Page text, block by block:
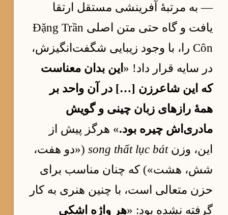
— به مرتبهٔ آفرینشی مستقل ارتقا
یافت و گاه حتی متن اصلی Đặng Trần
Côn را، با وجود زیبایی شگفت‌انگیزش،
در سایه قرار داد! « این بدان معناست
که این شاعرزن […] در آن واحد بر
همهٔ رازهای زبان چینی و گویش
مادری‌اش چیره بود.» هرگز پیش از
این، وزنsong thất lục bát («دو هفت،
شش، هشت») که چنان مناسب برای
حزن متعالی است، با چنین هنری به کار
گرفته نشده بود: «هر واژه اشکی